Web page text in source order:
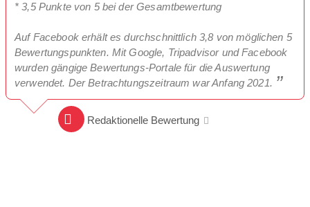
* 3,5 Punkte von 5 bei der Gesamtbewertung
Auf Facebook erhält es durchschnittlich 3,8 von möglichen 5
Bewertungspunkten. Mit Google, Tripadvisor und Facebook
wurden gängige Bewertungs-Portale für die Auswertung
verwendet. Der Betrachtungszeitraum war Anfang 2021.
Redaktionelle Bewertung